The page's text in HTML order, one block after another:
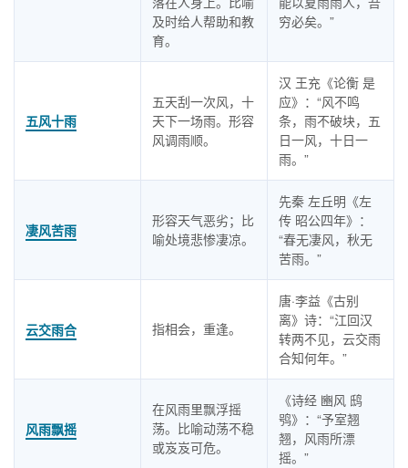
及时给人帮助和教
育。
穷必矣。”
五风十雨
五天刮一次风，十
天下一场雨。形容
风调雨顺。
汉 王充《论衡 是
应》：“风不鸣
条，雨不破块，五
日一风，十日一
雨。”
凄风苦雨
形容天气恶劣；比
喻处境悲惨凄凉。
先秦 左丘明《左
传 昭公四年》：
“春无凄风，秋无
苦雨。”
云交雨合 指相会，重逢。
唐·李益《古别
离》诗：“江回汉
转两不见，云交雨
合知何年。”
风雨飘摇
在风雨里飘浮摇
荡。比喻动荡不稳
或岌岌可危。
《诗经 豳风 鸱
鸮》：“予室翘
翘，风雨所漂
摇。”